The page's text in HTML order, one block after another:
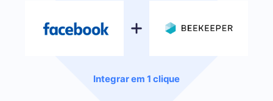
Integrar em 1 clique